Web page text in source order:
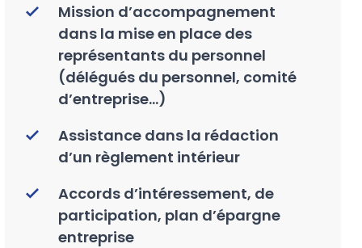
Mission d’accompagnement
dans la mise en place des
représentants du personnel
(délégués du personnel, comité
d’entreprise…)
Assistance dans la rédaction
d’un règlement intérieur
Accords d’intéressement, de
participation, plan d’épargne
entreprise